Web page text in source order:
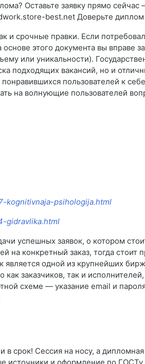
Оставьте заявку прямо
best.net Доверьте
и срочные правки. Если
этого документа вы вправе
или уникальности).
подходящих вакансий, но и
пользователей к
на волнующие пользователей
kognitivnaja-psihologija.html
gidravlika.html
успешных заявок, о котором
на конкретный заказ, тогда
одной из крупнейших
заказчиков, так и
схеме — указание email и
срок! Сессия на носу, а